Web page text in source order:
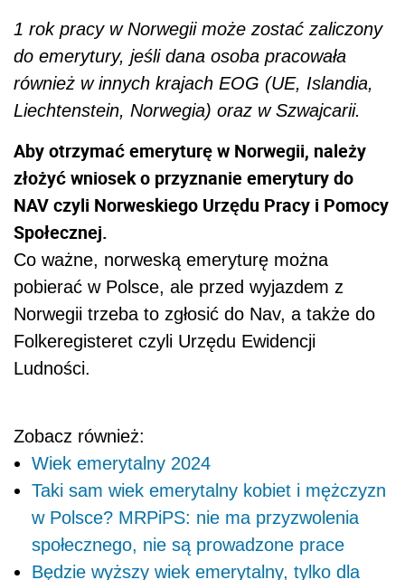
1 rok pracy w Norwegii może zostać zaliczony
do emerytury, jeśli dana osoba pracowała
również w innych krajach EOG (UE, Islandia,
Liechtenstein, Norwegia) oraz w Szwajcarii.
Aby otrzymać emeryturę w Norwegii, należy
złożyć wniosek o przyznanie emerytury do
NAV czyli Norweskiego Urzędu Pracy i Pomocy
Społecznej.
Co ważne, norweską emeryturę można
pobierać w Polsce, ale przed wyjazdem z
Norwegii trzeba to zgłosić do Nav, a także do
Folkeregisteret czyli Urzędu Ewidencji
Ludności.
Zobacz również:
Wiek emerytalny 2024
Taki sam wiek emerytalny kobiet i mężczyzn
w Polsce? MRPiPS: nie ma przyzwolenia
społecznego, nie są prowadzone prace
Będzie wyższy wiek emerytalny, tylko dla